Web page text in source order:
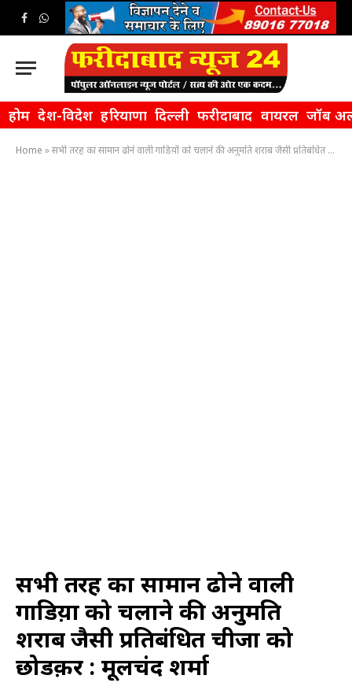
Facebook
WhatsApp
होम देश-विदेश हरियाणा दिल्ली फरीदाबाद वायरल जॉब
Home »सभी तरह का सामान ढोने वाली गाडिय़ों को चलाने की अनुमति शराब जैसी प्रतिबंधित चीजों को छोडक़र : मूलचंद शर्मा
सभी तरह का सामान ढोने वाली
गाडिय़ों को चलाने की अनुमति
शराब जैसी प्रतिबंधित चीजों को
छोडक़र : मूलचंद शर्मा